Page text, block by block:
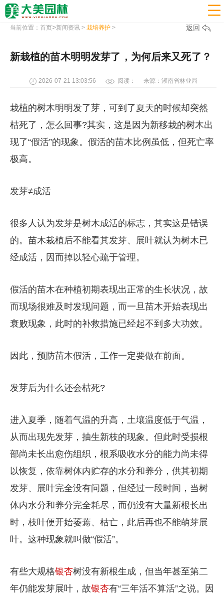

当前位置： 首页>新闻资讯> 栽培养护> 返回
新栽植的苗木明明发芽了，为何后来又死了？
2026-07-21 13:03:56 阅读： 来源：湖南省林业局
栽植的树木明明发了芽，可到了夏天的时候却突然
枯死了，怎么回事?其实，这是因为新移栽的树木出
现了“假活”的现象。假活的苗木比例虽低，但死亡率
极高。
发芽≠成活
很多人认为发芽是树木成活的标志，其实这是错误
的。苗木栽植后不能看其发芽、展叶就认为树木已
经成活，因而掉以轻心疏于管理。
假活的苗木在种植初期表现出正常的生长状况，故
而现场很难及时发现问题，而一旦苗木开始表现出
衰败现象，此时的补救措施已经起不到多大功效。
因此，预防苗木假活，工作一定要做在前面。
发芽后为什么还会枯死?
进入夏季，随着气温的升高，土壤温度低于气温，
从而出现先发芽，抽生新枝的现象。但此时受损根
部尚未长出愈伤组织，根系吸收水分的能力尚未得
以恢复，依靠树体内贮存的水分和养分，供其初期
发芽、展叶完全没有问题，但经过一段时间，当树
体内水分和养分完全耗尽，而仍没有大量新根长出
时，枝叶便开始萎蔫、枯亡，此后再也不能萌芽展
叶。这种现象就叫做“假活”。
有些大规格银杏树没有新根生成，但当年甚至第二
年仍能发芽展叶，故银杏有“三年活不算活”之说。因